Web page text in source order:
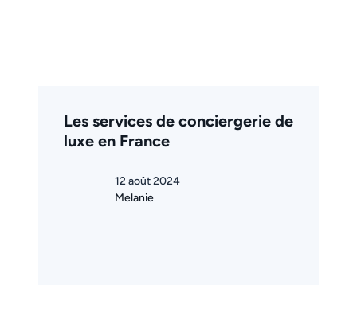
Les services de conciergerie de
luxe en France
12 août 2024
Melanie